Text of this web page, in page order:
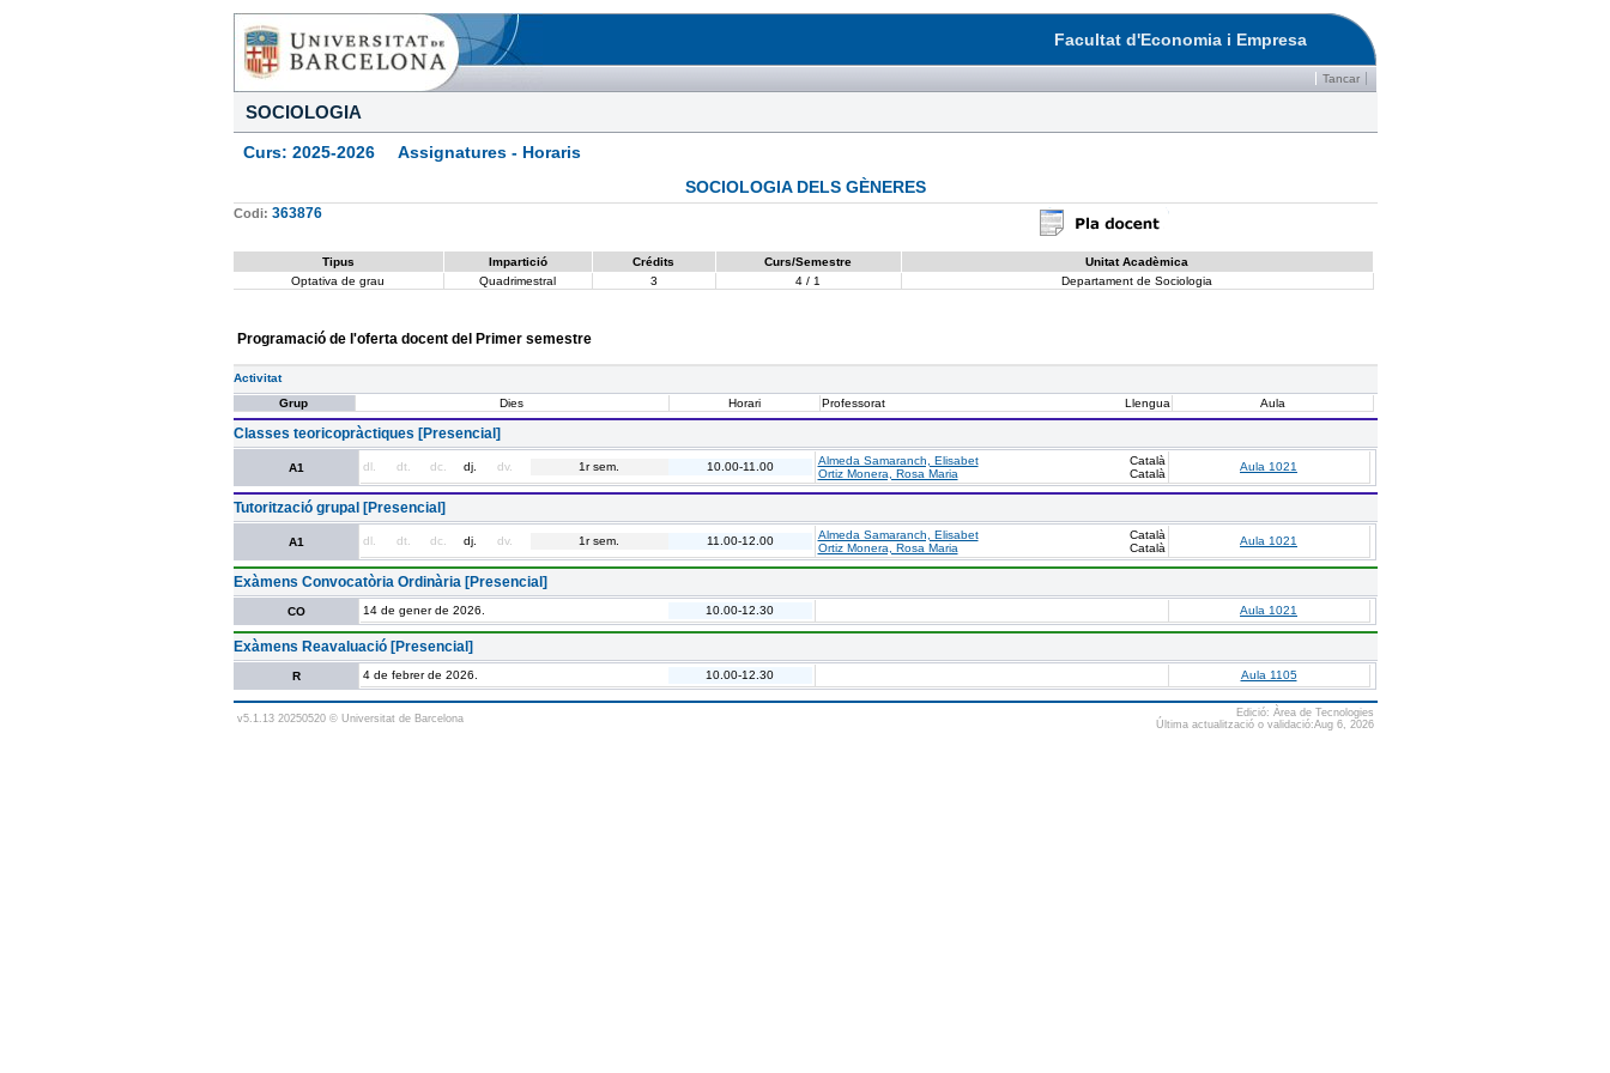
Facultat d'Economia i Empresa
Tancar
SOCIOLOGIA
Curs: 2025-2026 Assignatures - Horaris
SOCIOLOGIA DELS GÈNERES
Codi: 363876
Tipus Impartició Crédits Curs/Semestre
Unitat Acadèmica
Optativa de grau
Quadrimestral 3 4 / 1 Departament de Sociologia
Programació de l'oferta docent del Primer semestre
Activitat
Grup
Dies Horari Professorat Llengua Aula
Classes teoricopràctiques [Presencial]
A1 dl. dt. dc. dj. dv. 1r sem. 10.00-11.00 Almeda Samaranch, Elisabet
Català
Ortiz Monera, Rosa Maria
Català
Aula 1021
Tutorització grupal [Presencial]
A1 dl. dt. dc. dj. dv. 1r sem. 11.00-12.00 Almeda Samaranch, Elisabet
Català
Ortiz Monera, Rosa Maria
Català
Aula 1021
Exàmens Convocatòria Ordinària [Presencial]
CO 14 de gener de 2026. 10.00-12.30 Aula 1021
Exàmens Reavaluació [Presencial]
R 4 de febrer de 2026. 10.00-12.30 Aula 1105
v5.1.13 20250520 © Universitat de Barcelona
Edició: Àrea de Tecnologies
Última actualització o validació:Aug 6, 2026